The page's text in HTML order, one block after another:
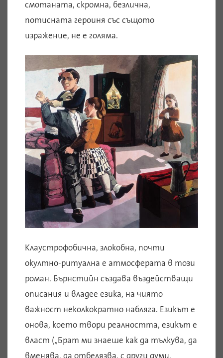
смотаната, скромна, безлична,
потисната героиня със същото
изражение, не е голяма.
Клаустрофобична, злокобна, почти
окултно-ритуална е атмосферата в този
роман. Бърнстийн създава въздействащи
описания и владее езика, на чиято
важност неколкократно набляга. Езикът е
онова, което твори реалността, езикът е
власт („Брат ми знаеше как да тълкува, да
вменява, да отбелязва, с други думи,